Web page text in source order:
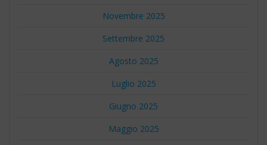
Novembre 2025
Settembre 2025
Agosto 2025
Luglio 2025
Giugno 2025
Maggio 2025